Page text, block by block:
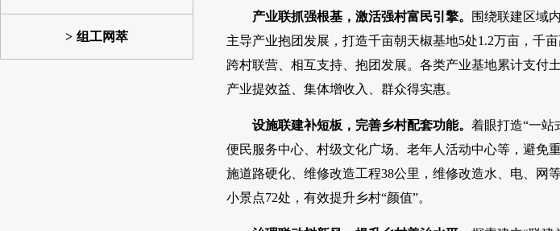
组工网萃
产业联抓强根基，激活强村富民引擎。
围绕联建区域
主导产业抱团发展，打造千亩朝天椒基地5处1.2万亩，千
跨村联营、相互支持、抱团发展。各类产业基地累计支付
产业提效益、集体增收入、群众得实惠。
设施联建补短板，完善乡村配套功能。 着眼打造“一站
便民服务中心、村级文化广场、老年人活动中心等，避免
施道路硬化、维修改造工程38公里，维修改造水、电、网
小景点72处，有效提升乡村“颜值”。